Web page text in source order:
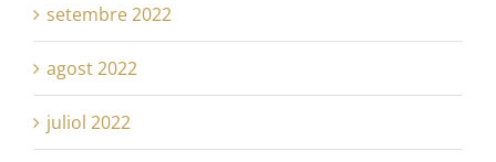
setembre 2022
agost 2022
juliol 2022